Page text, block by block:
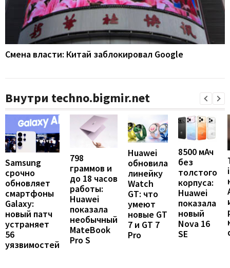
Смена власти: Китай заблокировал Google
Внутри techno.bigmir.net
Samsung
срочно
обновляет
смартфоны
Galaxy:
новый патч
устраняет
56
уязвимостей
798
граммов и
до 18 часов
работы:
Huawei
показала
необычный
MateBook
Pro S
Huawei
обновила
линейку
Watch
GT: что
умеют
новые GT
7 и GT 7
Pro
8500 мАч
без
толстого
корпуса:
Huawei
показала
новый
Nova 16
SE